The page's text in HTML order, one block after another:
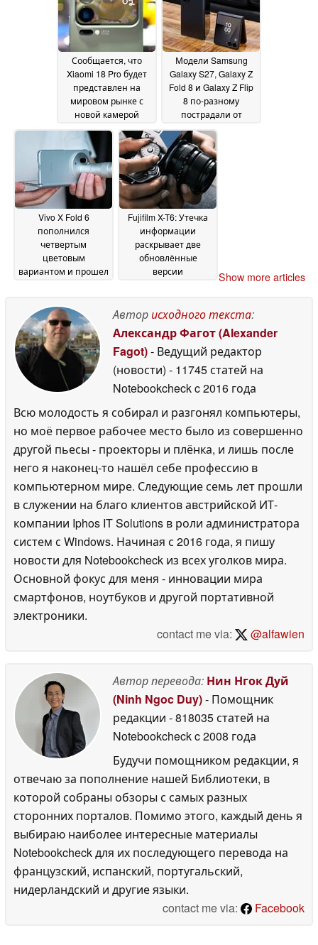
Сообщается, что
Xiaomi 18 Pro будет
представлен на
мировом рынке с
новой камерой
18 June 2026
Модели Samsung
Galaxy S27, Galaxy Z
Fold 8 и Galaxy Z Flip
8 по-разному
пострадали от
комплектующих
June 2026
Vivo X Fold 6
пополнился
четвертым
цветовым
вариантом и прошел
2026
Fujifilm X-T6: Утечка
информации
раскрывает две
обновлённые
версии
поколения от Fuji18
Show more articles
Авторисходного текста:
Александр Фагот (Alexander
Fagot)- Ведущий редактор
(новости) - 11745 статей на
Notebookcheckc 2016 года
Всю молодость я собирал и разгонял компьютеры,
но моё первое рабочее место было из совершенно
другой пьесы - проекторы и плёнка, и лишь после
него я наконец-то нашёл себе профессию в
компьютерном мире. Следующие семь лет прошли
в служении на благо клиентов австрийской ИТ-
компании Iphos IT Solutions в роли администратора
систем с Windows. Начиная с 2016 года, я пишу
новости для Notebookcheck из всех уголков мира.
Основной фокус для меня - инновации мира
смартфонов, ноутбуков и другой портативной
электроники.
contact me via:
@alfawien
Автор перевода: Нин Нгок Дуй
(Ninh Ngoc Duy)- Помощник
редакции - 818035 статей на
Notebookcheckc 2008 года
Будучи помощником редакции, я
отвечаю за пополнение нашей Библиотеки, в
которой собраны обзоры с самых разных
сторонних порталов. Помимо этого, каждый день я
выбираю наиболее интересные материалы
Notebookcheck для их последующего перевода на
французский, испанский, португальский,
нидерландский и другие языки.
contact me via:
Facebook